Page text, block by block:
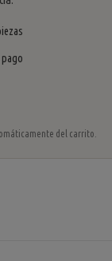
del carrito.